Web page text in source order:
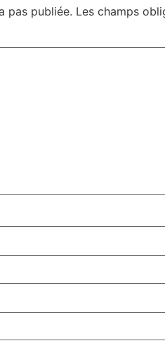
pas publiée. Les champs